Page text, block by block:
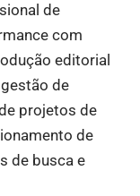
de
com
editorial
de
projetos de
de
de busca e